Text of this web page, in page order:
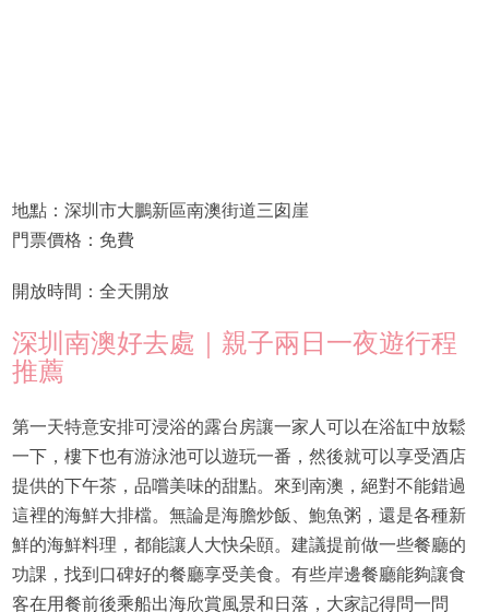
地點：深圳市大鵬新區南澳街道三囱崖
門票價格：免費
開放時間：全天開放
深圳南澳好去處｜親子兩日一夜遊行程
推薦
第一天特意安排可浸浴的露台房讓一家人可以在浴缸中放鬆
一下，樓下也有游泳池可以遊玩一番，然後就可以享受酒店
提供的下午茶，品嚐美味的甜點。來到南澳，絕對不能錯過
這裡的海鮮大排檔。無論是海膽炒飯、鮑魚粥，還是各種新
鮮的海鮮料理，都能讓人大快朵頤。建議提前做一些餐廳的
功課，找到口碑好的餐廳享受美食。有些岸邊餐廳能夠讓食
客在用餐前後乘船出海欣賞風景和日落，大家記得問一問